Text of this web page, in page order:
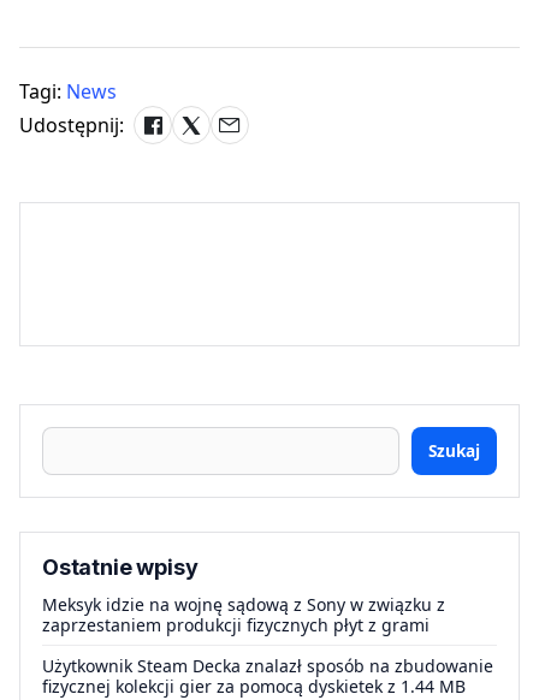
Tagi: News
Udostępnij:
Szukaj
Ostatnie wpisy
Meksyk idzie na wojnę sądową z Sony w związku z
zaprzestaniem produkcji fizycznych płyt z grami
Użytkownik Steam Decka znalazł sposób na zbudowanie
fizycznej kolekcji gier za pomocą dyskietek z 1.44 MB